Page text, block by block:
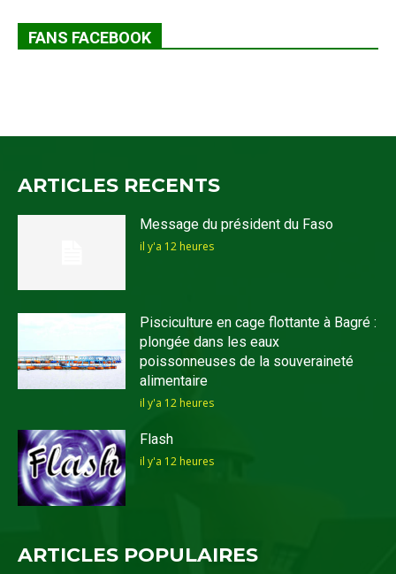
FANS FACEBOOK
ARTICLES RECENTS
Message du président du Faso
il y'a 12 heures
Pisciculture en cage flottante à Bagré :
plongée dans les eaux
poissonneuses de la souveraineté
alimentaire
il y'a 12 heures
Flash
il y'a 12 heures
ARTICLES POPULAIRES